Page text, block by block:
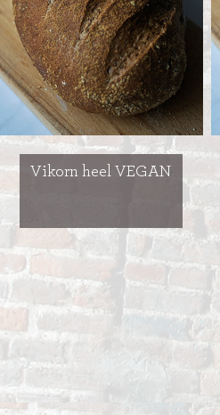
CROISSANTS
STOKBROOD
LUXE VLAAI
SEIZOEN VLAAI
Vikorn heel VEGAN